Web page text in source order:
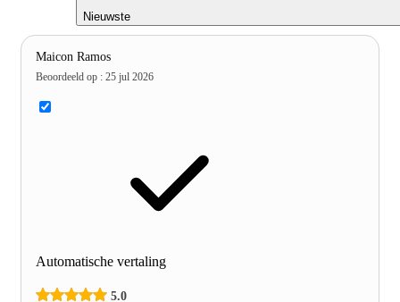
Nieuwste
Maicon Ramos
Beoordeeld op : 25 jul 2026
Automatische vertaling
5.0